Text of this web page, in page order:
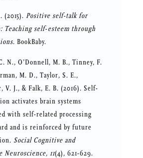
(2015). Positive self-talk for
Teaching self-esteem through
. BookBaby.
N., O’Donnell, M. B., Tinney, F.
M. D., Taylor, S. E.,
V. J., & Falk, E. B. (2016). Self-
activates brain systems
with self-related processing
and is reinforced by future
Social Cognitive and
Neuroscience, 11(4), 621-629.